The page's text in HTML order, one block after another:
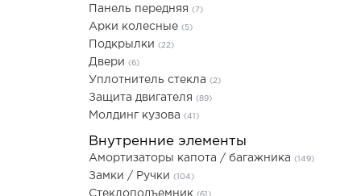
Панель передняя (7)
Арки колесные (5)
Подкрылки (22)
Двери (6)
Уплотнитель стекла (2)
Защита двигателя (89)
Молдинг кузова (41)
Внутренние элементы
Амортизаторы капота / багажника (149)
Замки / Ручки (104)
Стеклоподъемник